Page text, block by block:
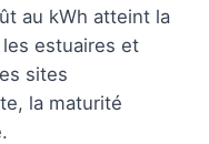
au kWh atteint la
estuaires et
sites
la maturité